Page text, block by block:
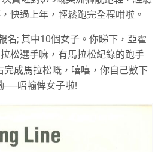
快過上年，輕鬆跑完全程咁啦。
名; 其中10個女子。你睇下，亞霍
松選手嘛，有馬拉松紀錄的跑手
完成馬拉松嘅，嘻嘻，你自己數下
──唔輸俾女子啦!